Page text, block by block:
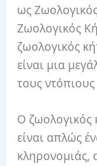
ως
Ζωολογικός
ζωολογικός
είναι μια
τους
Ο ζωολογικός
είναι απλώς
κληρονομιάς,